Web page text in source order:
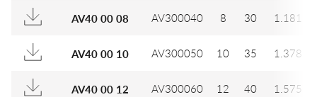
AV40 00 08 AV300040 8 30 1.181
AV40 00 10 AV300050 10 35 1.378
AV40 00 12 AV300060 12 40 1.575